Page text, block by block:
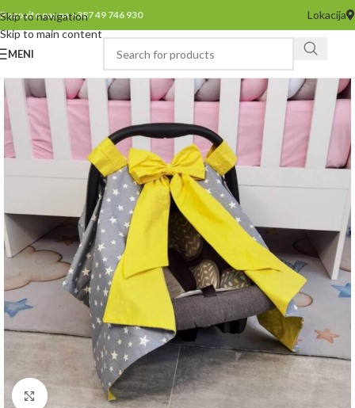
Skip to navigation
Skip to main content
Pozovite nas na +387 49 746 930 Lokacija
MENI
Click to enlarge